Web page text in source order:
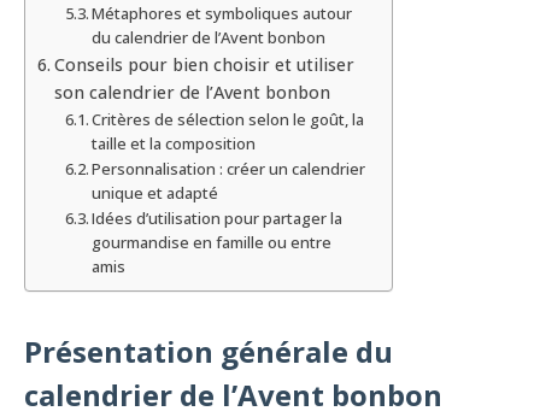
Métaphores et symboliques autour
du calendrier de l’Avent bonbon
Conseils pour bien choisir et utiliser
son calendrier de l’Avent bonbon
Critères de sélection selon le goût, la
taille et la composition
Personnalisation : créer un calendrier
unique et adapté
Idées d’utilisation pour partager la
gourmandise en famille ou entre
amis
Présentation générale du
calendrier de l’Avent bonbon